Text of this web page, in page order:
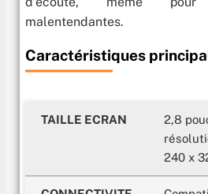
malentendantes.
Caractéristiques
TAILLE ECRAN
2,8
240 x